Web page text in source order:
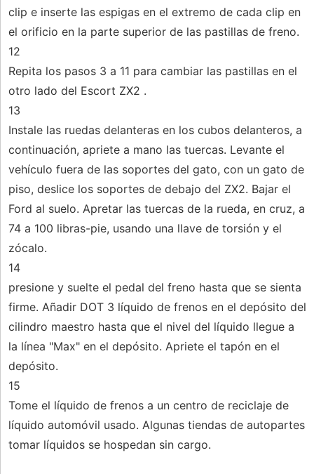
clip e inserte las espigas en el extremo de cada clip en
el orificio en la parte superior de las pastillas de freno.
12
Repita los pasos 3 a 11 para cambiar las pastillas en el
otro lado del Escort ZX2 .
13
Instale las ruedas delanteras en los cubos delanteros, a
continuación, apriete a mano las tuercas. Levante el
vehículo fuera de las soportes del gato, con un gato de
piso, deslice los soportes de debajo del ZX2. Bajar el
Ford al suelo. Apretar las tuercas de la rueda, en cruz, a
74 a 100 libras-pie, usando una llave de torsión y el
zócalo.
14
presione y suelte el pedal del freno hasta que se sienta
firme. Añadir DOT 3 líquido de frenos en el depósito del
cilindro maestro hasta que el nivel del líquido llegue a
la línea "Max" en el depósito. Apriete el tapón en el
depósito.
15
Tome el líquido de frenos a un centro de reciclaje de
líquido automóvil usado. Algunas tiendas de autopartes
tomar líquidos se hospedan sin cargo.